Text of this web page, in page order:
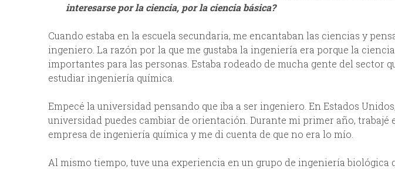
interesarse por la ciencia, por la ciencia básica?
Cuando estaba en la escuela secundaria, me encantaban las ciencias y
ingeniero. La razón por la que me gustaba la ingeniería era porque la
importantes para las personas. Estaba rodeado de mucha gente del sector
estudiar ingeniería química.
Empecé la universidad pensando que iba a ser ingeniero. En Estados
universidad puedes cambiar de orientación. Durante mi primer año, trabajé
empresa de ingeniería química y me di cuenta de que no era lo mío.
Al mismo tiempo, tuve una experiencia en un grupo de ingeniería biológica